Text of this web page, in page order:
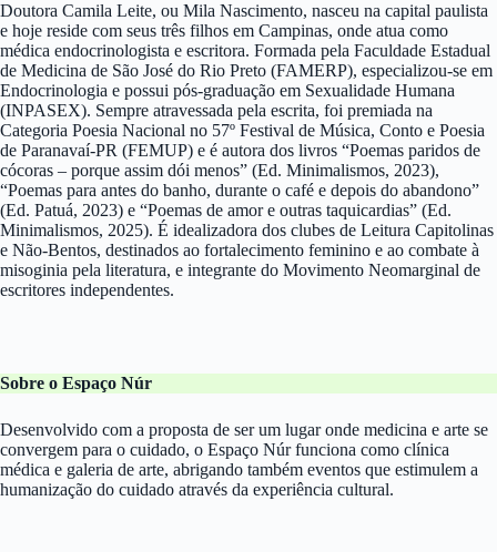
Doutora Camila Leite, ou Mila Nascimento, nasceu na capital paulista
e hoje reside com seus três filhos em Campinas, onde atua como
médica endocrinologista e escritora. Formada pela Faculdade Estadual
de Medicina de São José do Rio Preto (FAMERP), especializou-se em
Endocrinologia e possui pós-graduação em Sexualidade Humana
(INPASEX). Sempre atravessada pela escrita, foi premiada na
Categoria Poesia Nacional no 57º Festival de Música, Conto e Poesia
de Paranavaí-PR (FEMUP) e é autora dos livros “Poemas paridos de
cócoras – porque assim dói menos” (Ed. Minimalismos, 2023),
“Poemas para antes do banho, durante o café e depois do abandono”
(Ed. Patuá, 2023) e “Poemas de amor e outras taquicardias” (Ed.
Minimalismos, 2025). É idealizadora dos clubes de Leitura Capitolinas
e Não-Bentos, destinados ao fortalecimento feminino e ao combate à
misoginia pela literatura, e integrante do Movimento Neomarginal de
escritores independentes.
Sobre o Espaço Núr
Desenvolvido com a proposta de ser um lugar onde medicina e arte se
convergem para o cuidado, o Espaço Núr funciona como clínica
médica e galeria de arte, abrigando também eventos que estimulem a
humanização do cuidado através da experiência cultural.